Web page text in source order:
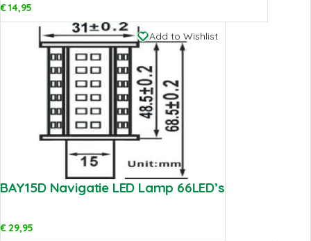
€14,95
Add to Wishlist
BAY15D Navigatie LED Lamp 66LED’s
€29,95